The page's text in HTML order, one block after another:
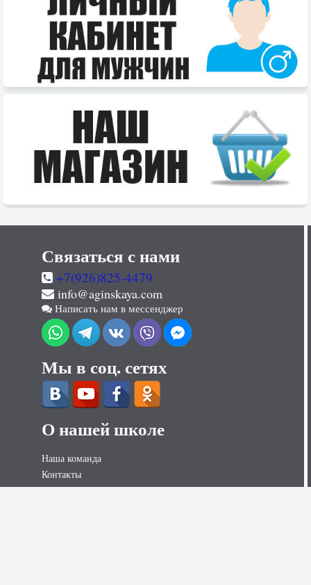
Связаться с нами
+7(926)825-4479
info@aginskaya.com
Написать нам в мессенджер
Мы в соц. сетях
О нашей школе
Наша команда
Контакты
Контакты для СМИ